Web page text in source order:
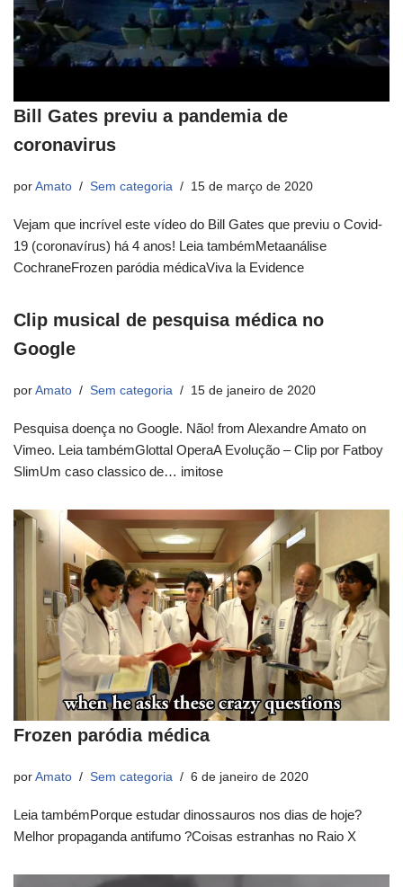
Bill Gates previu a pandemia de
coronavirus
por Amato Sem categoria 15 de março de 2020
Vejam que incrível este vídeo do Bill Gates que previu o Covid-
19 (coronavírus) há 4 anos! Leia tambémMetaanálise
CochraneFrozen paródia médicaViva la Evidence
Clip musical de pesquisa médica no
Google
por Amato Sem categoria 15 de janeiro de 2020
Pesquisa doença no Google. Não! from Alexandre Amato on
Vimeo. Leia tambémGlottal OperaA Evolução – Clip por Fatboy
SlimUm caso classico de… imitose
Frozen paródia médica
por Amato Sem categoria 6 de janeiro de 2020
Leia tambémPorque estudar dinossauros nos dias de hoje?
Melhor propaganda antifumo ?Coisas estranhas no Raio X